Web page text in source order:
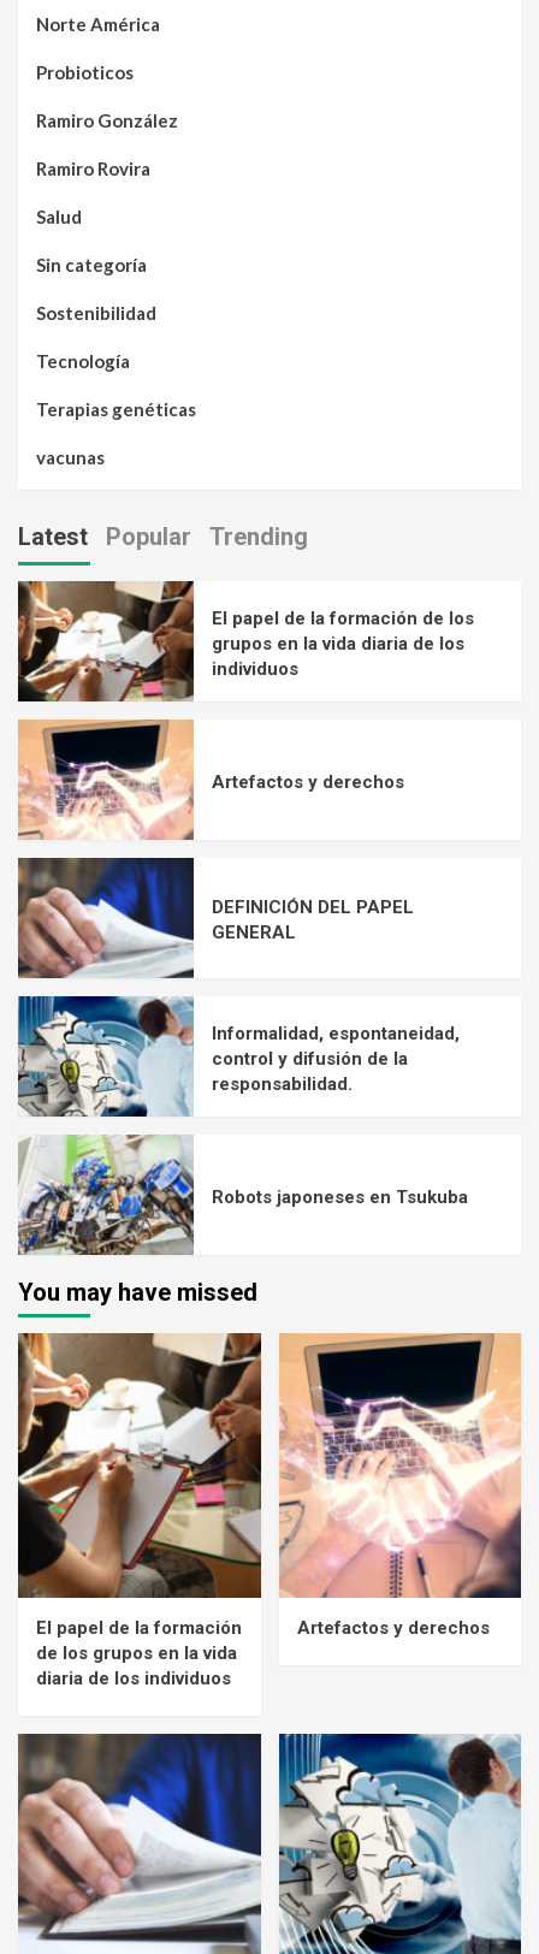
Norte América
Probioticos
Ramiro González
Ramiro Rovira
Salud
Sin categoría
Sostenibilidad
Tecnología
Terapias genéticas
vacunas
Latest Popular Trending
El papel de la formación de los
grupos en la vida diaria de los
individuos
Artefactos y derechos
DEFINICIÓN DEL PAPEL
GENERAL
Informalidad, espontaneidad,
control y difusión de la
responsabilidad.
Robots japoneses en Tsukuba
You may have missed
El papel de la formación
de los grupos en la vida
diaria de los individuos
Artefactos y derechos